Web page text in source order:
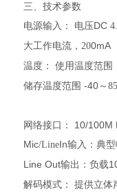
三、技术参数
电源输入： 电压DC
大工作电流， 200mA
温度： 使用温度范
储存温度范围 -40～ 85
网络接口：
10/100M
Mic/LineIn输入： 典
Line Out输出： 负载
解码模式 ：
提供立体